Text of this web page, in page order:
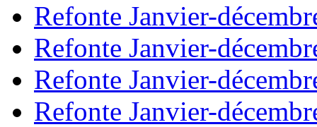
Refonte Janvier-
Refonte Janvier-
Refonte Janvier-
Refonte Janvier-